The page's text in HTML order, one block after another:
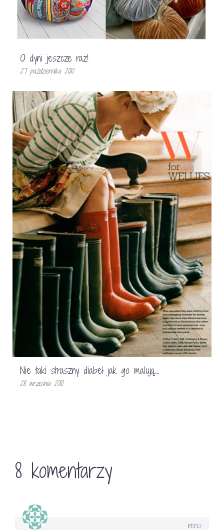
O dyni jeszcze raz!
27 października 2010
Nie taki straszny diabeł jak go malują….
28 września 2010
8 komentarzy
REPLY